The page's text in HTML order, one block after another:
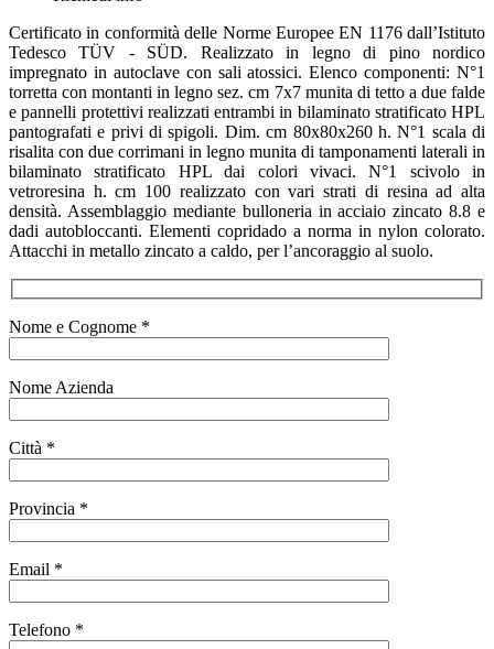
Certificato in conformità delle Norme Europee EN 1176 dall’Istituto
Tedesco TÜV - SÜD. Realizzato in legno di pino nordico
impregnato in autoclave con sali atossici. Elenco componenti: N°1
torretta con montanti in legno sez. cm 7x7 munita di tetto a due falde
e pannelli protettivi realizzati entrambi in bilaminato stratificato HPL
pantografati e privi di spigoli. Dim. cm 80x80x260 h. N°1 scala di
risalita con due corrimani in legno munita di tamponamenti laterali in
bilaminato stratificato HPL dai colori vivaci. N°1 scivolo in
vetroresina h. cm 100 realizzato con vari strati di resina ad alta
densità. Assemblaggio mediante bulloneria in acciaio zincato 8.8 e
dadi autobloccanti. Elementi copridado a norma in nylon colorato.
Attacchi in metallo zincato a caldo, per l’ancoraggio al suolo.
Nome e Cognome *
Nome Azienda
Città *
Provincia *
Email *
Telefono *